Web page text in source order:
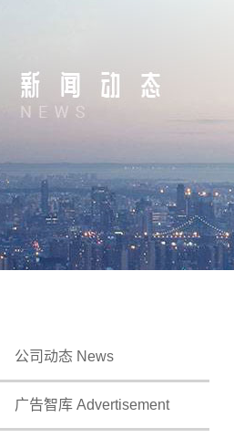
公司动态 News
广告智库 Advertisement